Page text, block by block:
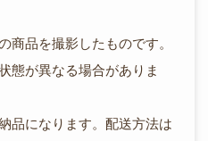
商品を撮影したものです。
態が異なる場合がありま
品になります。配送方法は